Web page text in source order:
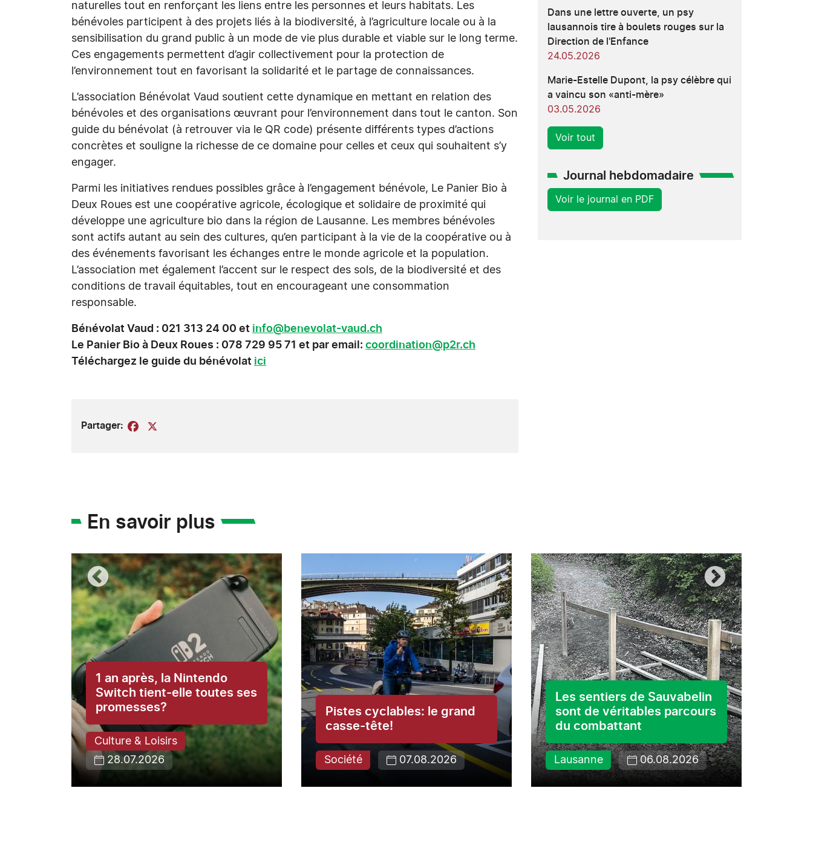
naturelles tout en renforçant les liens entre les personnes et leurs habitats. Les
bénévoles participent à des projets liés à la biodiversité, à l’agriculture locale ou à la
sensibilisation du grand public à un mode de vie plus durable et viable sur le long terme.
Ces engagements permettent d’agir collectivement pour la protection de
l’environnement tout en favorisant la solidarité et le partage de connaissances.
L’association Bénévolat Vaud soutient cette dynamique en mettant en relation des
bénévoles et des organisations œuvrant pour l’environnement dans tout le canton. Son
guide du bénévolat (à retrouver via le QR code) présente différents types d’actions
concrètes et souligne la richesse de ce domaine pour celles et ceux qui souhaitent s’y
engager.
Parmi les initiatives rendues possibles grâce à l’engagement bénévole, Le Panier Bio à
Deux Roues est une coopérative agricole, écologique et solidaire de proximité qui
développe une agriculture bio dans la région de Lausanne. Les membres bénévoles
sont actifs autant au sein des cultures, qu’en participant à la vie de la coopérative ou à
des événements favorisant les échanges entre le monde agricole et la population.
L’association met également l’accent sur le respect des sols, de la biodiversité et des
conditions de travail équitables, tout en encourageant une consommation
responsable.
Bénévolat Vaud : 021 313 24 00 et info@benevolat-vaud.ch
Le Panier Bio à Deux Roues : 078 729 95 71 et par email: coordination@p2r.ch
Téléchargez le guide du bénévolat ici
Partager: Facebook
Dans une lettre ouverte, un psy
lausannois tire à boulets rouges sur la
Direction de l'Enfance
24.05.2026
Marie-Estelle Dupont, la psy célèbre qui
a vaincu son «anti-mère»
03.05.2026
Voir tout
Journal hebdomadaire
Voir le journal en PDF
En savoir plus
1 an après, la Nintendo
Switch tient-elle toutes ses
promesses?
Culture & Loisirs
28.07.2026
Pistes cyclables: le grand
casse-tête!
Société 07.08.2026
Les sentiers de Sauvabelin
sont de véritables parcours
du combattant
Lausanne 06.08.2026